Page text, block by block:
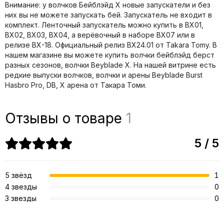
Внимание: у волчков Бейблэйд X новые запускатели и без
них вы не можете запускать бей. Запускатель не входит в
комплект. Ленточный запускатель можно купить в BX01,
BX02, BX03, BX04, а верёвочный в наборе BX07 или в
релизе BX-18. Официальный релиз BX24.01 от Takara Tomy. В
нашем магазине вы можете купить волчки бейблэйд берст
разных сезонов, волчки Beyblade X. На нашей витрине есть
редкие выпуски волчков, волчки и арены Beyblade Burst
Hasbro Pro, DB, X арена от Такара Томи.
Отзывы о товаре 1
5 / 5
5 звёзд
1
4 звезды
0
3 звезды
0